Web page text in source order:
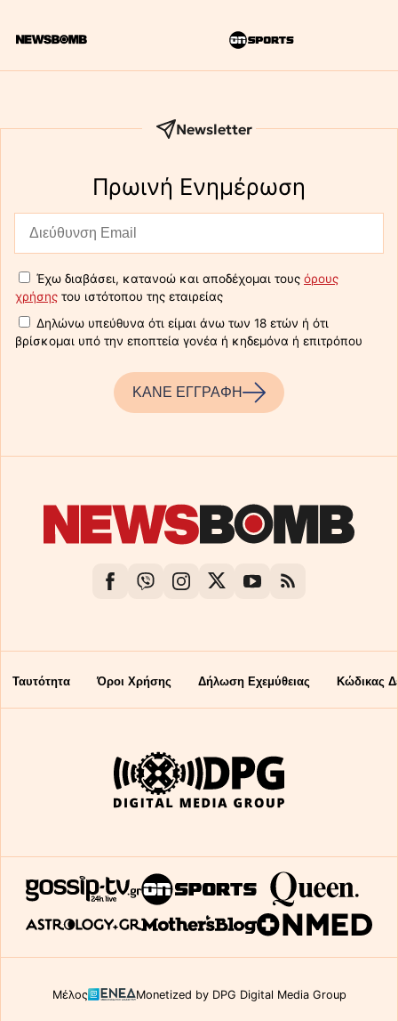
Newsletter
Πρωινή Eνημέρωση
Έχω διαβάσει, κατανοώ και αποδέχομαι τους όρους
χρήσης του ιστότοπου της εταιρείας
Δηλώνω υπεύθυνα ότι είμαι άνω των 18 ετών ή ότι
βρίσκομαι υπό την εποπτεία γονέα ή κηδεμόνα ή επιτρόπου
ΚΑΝΕ ΕΓΓΡΑΦΗ
Ταυτότητα Όροι Χρήσης Δήλωση Εχεμύθειας Κώδικας
Μέλος Monetized by DPG Digital Media Group